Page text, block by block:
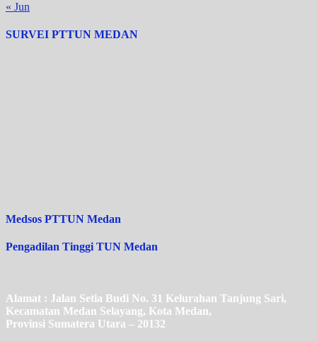
« Jun
SURVEI PTTUN MEDAN
Medsos PTTUN Medan
Pengadilan Tinggi TUN Medan
Alamat : Jalan Setia Budi No. 31 Kelurahan Tanjung Sari,
Kecamatan Medan Selayang, Kota Medan,
Provinsi Sumatera Utara – 20132